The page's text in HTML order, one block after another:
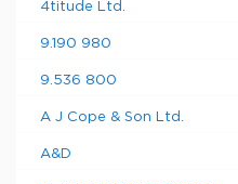
4titude Ltd.
9.190 980
9.536 800
A J Cope & Son Ltd.
A&D